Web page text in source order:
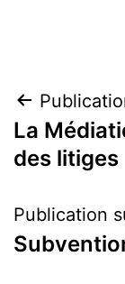
de
La
des litiges
Publication